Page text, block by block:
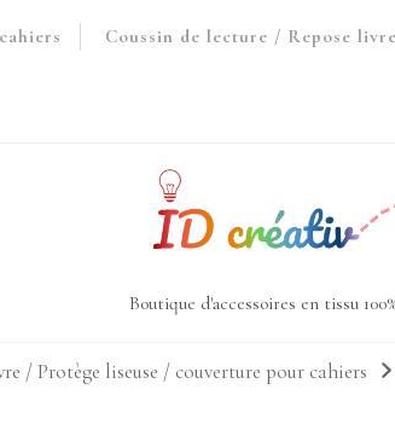
Coussin de lecture / Repose livre
Boutique d'accessoires en tissu
/ Protège liseuse / couverture pour cahiers